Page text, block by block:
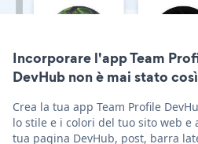
Incorporare l'app Team
DevHub non è mai stato
Crea la tua app Team Profile
lo stile e i colori del tuo sito web e
tua pagina DevHub, post, barra